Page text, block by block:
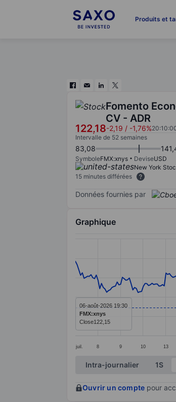
Produits et
Fomento
CV - ADR
122,18-2,19 / -1,76%
Intervalle de 52 semaines
83,08
SymboleFMX:xnys DeviseUSD
New York
15 minutes différées
Données fournies par
Graphique
Line chart with 295 data
The chart has 1 X axis
The chart has 1 Y axis
juil. 8 9 10 13
06-août-2026 19:30
FMX:xnys
Close122,15
End of interactive chart.
Intra-journalier 1S
Ouvrir un compte pour